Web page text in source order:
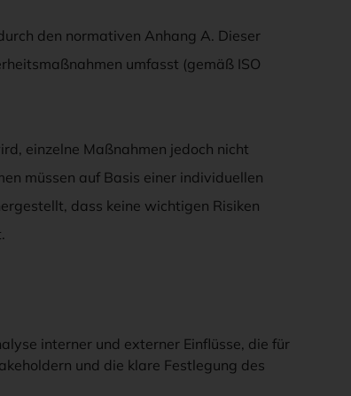
den normativen Anhang A. Dieser
umfasst (gemäß ISO
einzelne Maßnahmen jedoch nicht
müssen auf Basis einer individuellen
dass keine wichtigen Risiken
interner und externer Einflüsse, die für
und die klare Festlegung des